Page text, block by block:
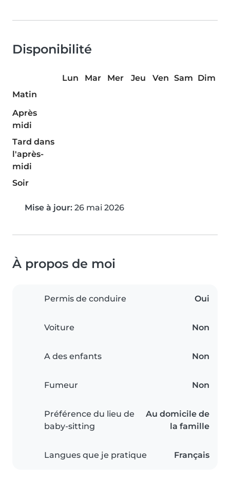
Disponibilité
Lun Mar Mer Jeu Ven Sam Dim
Matin
Après
midi
Tard dans
l'après-
midi
Soir
Mise à jour: 26 mai 2026
À propos de moi
Permis de conduire Oui
Voiture Non
A des enfants Non
Fumeur Non
Préférence du lieu de
baby-sitting
Au domicile de
la famille
Langues que je pratique Français